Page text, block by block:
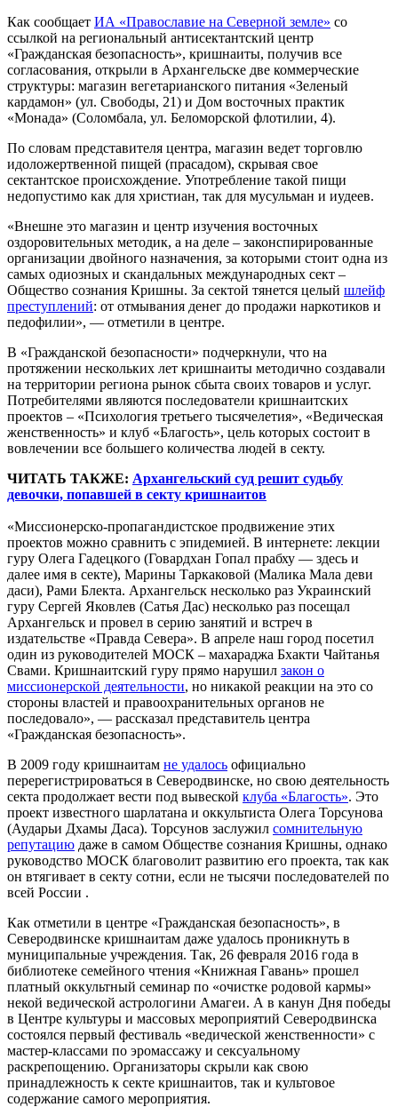
Как сообщает ИА «Православие на Северной земле» со
ссылкой на региональный антисектантский центр
«Гражданская безопасность», кришнаиты, получив все
согласования, открыли в Архангельске две коммерческие
структуры: магазин вегетарианского питания «Зеленый
кардамон» (ул. Свободы, 21) и Дом восточных практик
«Монада» (Соломбала, ул. Беломорской флотилии, 4).
По словам представителя центра, магазин ведет торговлю
идоложертвенной пищей (прасадом), скрывая свое
сектантское происхождение. Употребление такой пищи
недопустимо как для христиан, так для мусульман и иудеев.
«Внешне это магазин и центр изучения восточных
оздоровительных методик, а на деле – законспирированные
организации двойного назначения, за которыми стоит одна из
самых одиозных и скандальных международных сект –
Общество сознания Кришны. За сектой тянется целый шлейф
преступлений: от отмывания денег до продажи наркотиков и
педофилии», — отметили в центре.
В «Гражданской безопасности» подчеркнули, что на
протяжении нескольких лет кришнаиты методично создавали
на территории региона рынок сбыта своих товаров и услуг.
Потребителями являются последователи кришнаитских
проектов – «Психология третьего тысячелетия», «Ведическая
женственность» и клуб «Благость», цель которых состоит в
вовлечении все большего количества людей в секту.
ЧИТАТЬ ТАКЖЕ: Архангельский суд решит судьбу
девочки, попавшей в секту кришнаитов
«Миссионерско-пропагандистское продвижение этих
проектов можно сравнить с эпидемией. В интернете: лекции
гуру Олега Гадецкого (Говардхан Гопал прабху — здесь и
далее имя в секте), Марины Таркаковой (Малика Мала деви
даси), Рами Блекта. Архангельск несколько раз Украинский
гуру Сергей Яковлев (Сатья Дас) несколько раз посещал
Архангельск и провел в серию занятий и встреч в
издательстве «Правда Севера». В апреле наш город посетил
один из руководителей МОСК – махараджа Бхакти Чайтанья
Свами. Кришнаитский гуру прямо нарушил закон о
миссионерской деятельности, но никакой реакции на это со
стороны властей и правоохранительных органов не
последовало», — рассказал представитель центра
«Гражданская безопасность».
В 2009 году кришнаитам не удалось официально
перерегистрироваться в Северодвинске, но свою деятельность
секта продолжает вести под вывеской клуба «Благость». Это
проект известного шарлатана и оккультиста Олега Торсунова
(Аударьи Дхамы Даса). Торсунов заслужил сомнительную
репутацию даже в самом Обществе сознания Кришны, однако
руководство МОСК благоволит развитию его проекта, так как
он втягивает в секту сотни, если не тысячи последователей по
всей России .
Как отметили в центре «Гражданская безопасность», в
Северодвинске кришнаитам даже удалось проникнуть в
муниципальные учреждения. Так, 26 февраля 2016 года в
библиотеке семейного чтения «Книжная Гавань» прошел
платный оккультный семинар по «очистке родовой кармы»
некой ведической астрологини Амагеи. А в канун Дня победы
в Центре культуры и массовых мероприятий Северодвинска
состоялся первый фестиваль «ведической женственности» с
мастер-классами по эромассажу и сексуальному
раскрепощению. Организаторы скрыли как свою
принадлежность к секте кришнаитов, так и культовое
содержание самого мероприятия.